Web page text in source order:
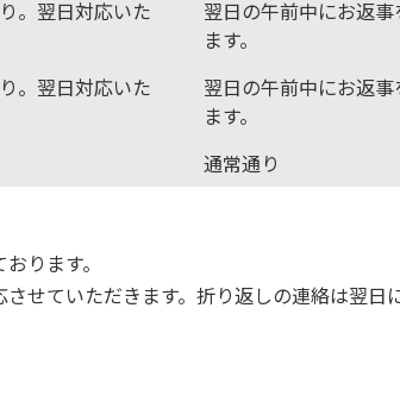
。翌日対応いた
翌日の午前中にお返事
ます。
。翌日対応いた
翌日の午前中にお返事
ます。
通常通り
ります。
せていただきます。折り返しの連絡は翌日